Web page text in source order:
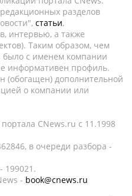
разделов
статьи,
интервью, а также
Таким образом, чем
было с именем компании
информативен профиль.
(обогащен) дополнительной
о компании или
CNews.ru c 11.1998
в очереди разбора -
199021.
- book@cnews.ru